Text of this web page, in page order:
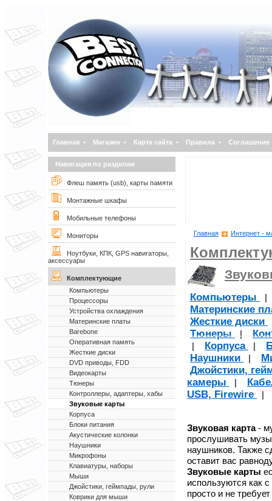
Главная • Магазин • Карта сайта • Правила • Соглашение
Навигация по разделам
Флеш память (usb), карты памяти
Монтажные шкафы
Мобильные телефоны
Мониторы
Ноутбуки, КПК, GPS навигаторы,
аксессуары
Комплектующие
Компьютеры
Процессоры
Устройства охлаждения
Материнские платы
Barebone
Оперативная память
Жесткие диски
DVD приводы, FDD
Видеокарты
Тюнеры
Контроллеры, адаптеры, хабы
Звуковые карты
Корпуса
Блоки питания
Акустические колонки
Наушники
Микрофоны
Клавиатуры, наборы
Мыши
Джойстики, геймпады, рули
Коврики для мыши
Главная Интернет -
Компьютеры
Материнские
Жесткие диски
Тюнеры |
| Корпуса |
Наушники
|
Джойстики,
камеры
|
USB, Firewire
|
Звуковая карта-
прослушивать
наушников. Также
оставит вас
Звуковые карты
используются как
просто и не